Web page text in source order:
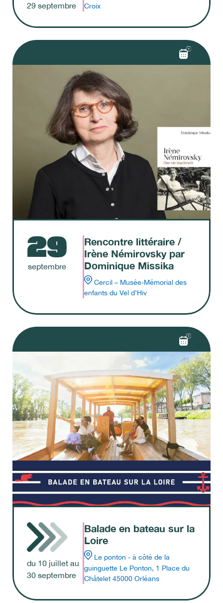
29 septembre
Croix
29
septembre
Rencontre littéraire /
Irène Némirovsky par
Dominique Missika
Cercil – Musée-Mémorial des
enfants du Vel d’Hiv
du 10 juillet au
30 septembre
Balade en bateau sur la
Loire
Le ponton - à côté de la
guinguette Le Ponton, 1 Place du
Châtelet 45000 Orléans